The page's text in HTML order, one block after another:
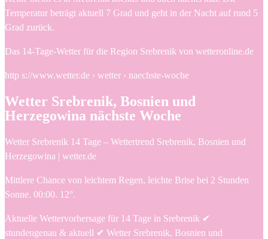
Temperatur beträgt aktuell 7 Grad und geht in der Nacht auf rund 5
Grad zurück.
Das 14-Tage-Wetter für die Region Srebrenik von wetteronline.de
http s://www.wetter.de › wetter › naechste-woche
Wetter Srebrenik, Bosnien und
Herzegowina nächste Woche
Wetter Srebrenik 14 Tage – Wettertrend Srebrenik, Bosnien und
Herzegowina | wetter.de
Mittlere Chance von leichtem Regen, leichte Brise bei 2 Stunden
Sonne. 00:00. 12°.
Aktuelle Wettervorhersage für 14 Tage in Srebrenik ✔
stundengenau & aktuell ✔ Wetter Srebrenik, Bosnien und